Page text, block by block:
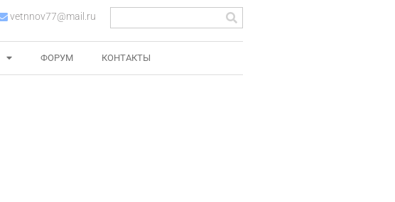
vetnnov77@mail.ru
ФОРУМ КОНТАКТЫ